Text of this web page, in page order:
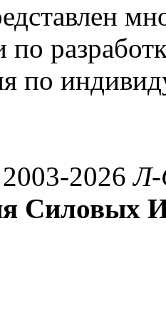
по
2026
Силовых